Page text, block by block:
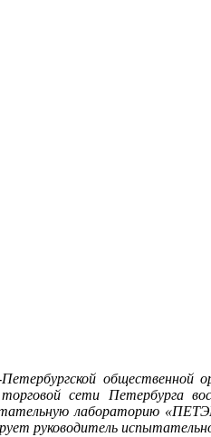
общественной
сети Петербурга
лабораторию
руководитель